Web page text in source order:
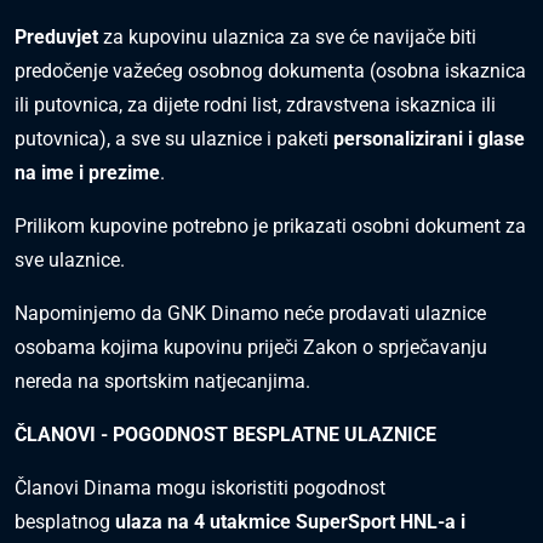
Preduvjet za kupovinu ulaznica za sve će navijače biti
predočenje važećeg osobnog dokumenta (osobna iskaznica
ili putovnica, za dijete rodni list, zdravstvena iskaznica ili
putovnica), a sve su ulaznice i paketi personalizirani i glase
na ime i prezime.
Prilikom kupovine potrebno je prikazati osobni dokument za
sve ulaznice.
Napominjemo da GNK Dinamo neće prodavati ulaznice
osobama kojima kupovinu priječi Zakon o sprječavanju
nereda na sportskim natjecanjima.
ČLANOVI - POGODNOST BESPLATNE ULAZNICE
Članovi Dinama mogu iskoristiti pogodnost
besplatnog ulaza na 4 utakmice SuperSport HNL-a i